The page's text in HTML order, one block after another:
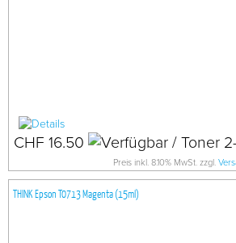
CHF 16.50
Preis inkl. 8.10% MwSt. zzgl.
THINK Epson T0713 Magenta (15ml)